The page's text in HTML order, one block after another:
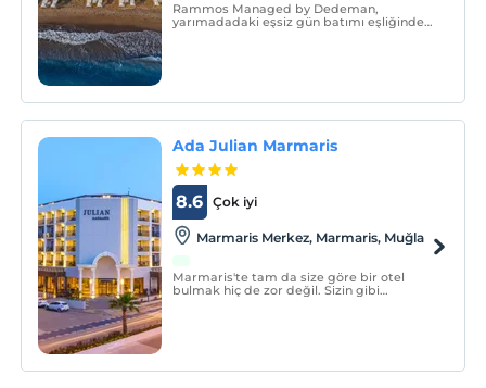
Rammos Managed by Dedeman,
yarımadadaki eşsiz gün batımı eşliğinde
Ada Julian Marmaris
Çok iyi
8.6
Marmaris Merkez, Marmaris, Muğla
Marmaris'te tam da size göre bir otel
bulmak hiç de zor değil. Sizin gibi